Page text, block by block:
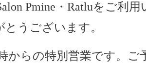
Pmine・Ratluをご利用
うございます。
からの特別営業です。ご